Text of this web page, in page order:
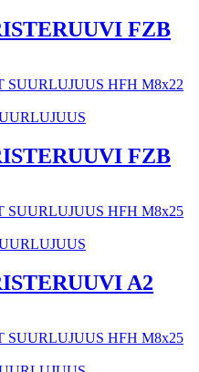
FZB
FZB
A2